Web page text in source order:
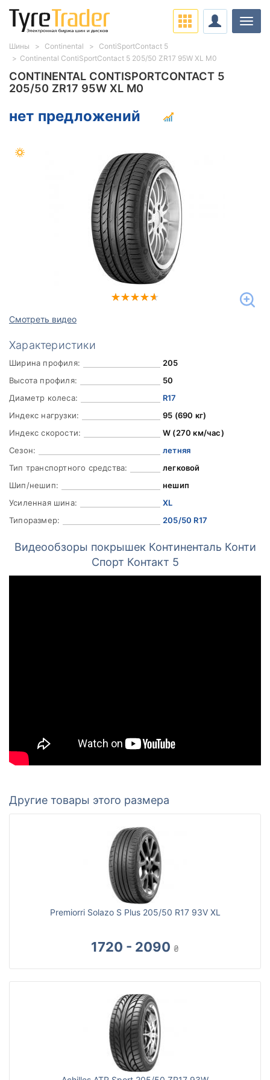
CONTINENTAL CONTISPORTCONTACT 5
205/50 ZR17 95W XL M0
нет предложений
Смотреть видео
Характеристики
Ширина профиля:
205
Высота профиля:
50
Диаметр колеса:
R17
Индекс нагрузки:
95 (690 кг)
Индекс скорости:
W (270 км/час)
Сезон:
летняя
Тип транспортного средства:
легковой
Шип/нешип:
нешип
Усиленная шина:
XL
Типоразмер:
205/50 R17
Видеообзоры покрышек Континенталь Конти
Спорт Контакт 5
Другие товары этого размера
Premiorri Solazo S Plus 205/50 R17 93V XL
1720 - 2090 ₴
Шины Continental
ContiSportContact 5
Continental ContiSportContact 5 205/50 ZR17 95W XL M0